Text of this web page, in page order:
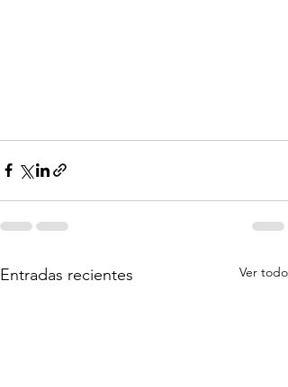
Entradas recientes Ver todo